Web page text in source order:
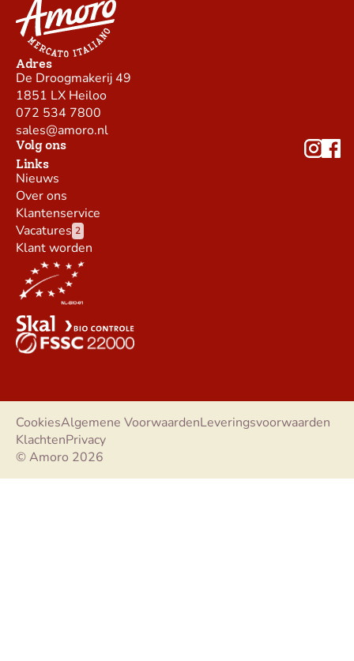
Adres
De Droogmakerij 49
1851 LX Heiloo
072 534 7800
sales@amoro.nl
Volg ons
Links
Nieuws
Over ons
Klantenservice
Vacatures 2
Klant worden
© Amoro 2026
CookiesAlgemene VoorwaardenLeveringsvoorwaarden
KlachtenPrivacy